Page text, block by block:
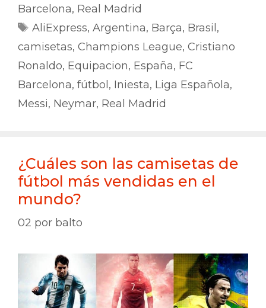
Barcelona, Real Madrid
Etiquetas
AliExpress, Argentina, Barça, Brasil,
camisetas, Champions League, Cristiano
Ronaldo, Equipacion, España, FC
Barcelona, fútbol, Iniesta, Liga Española,
Messi, Neymar, Real Madrid
¿Cuáles son las camisetas de
fútbol más vendidas en el
mundo?
02 por balto